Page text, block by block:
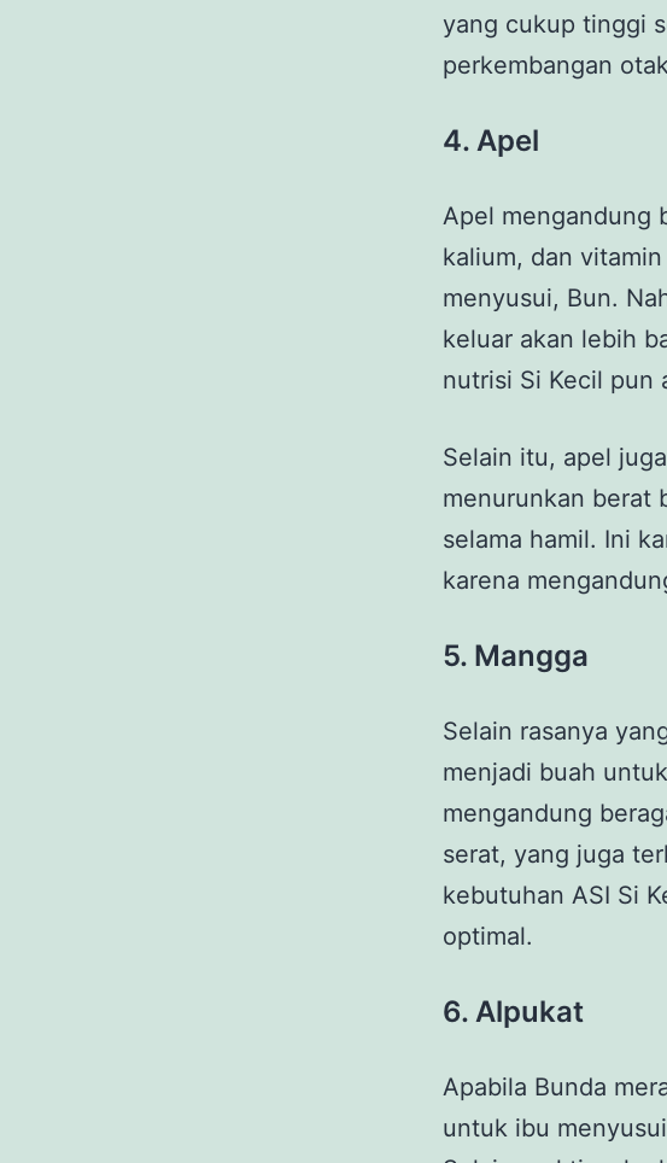
yang cukup tinggi
perkembangan
4. Apel
Apel mengandung
kalium, dan
menyusui, Bun.
keluar akan lebih
nutrisi Si Kecil pun
Selain itu, apel
menurunkan berat
selama hamil. Ini
karena
5. Mangga
Selain rasanya
menjadi buah
mengandung
serat, yang juga
kebutuhan ASI Si
optimal.
6. Alpukat
Apabila Bunda
untuk ibu